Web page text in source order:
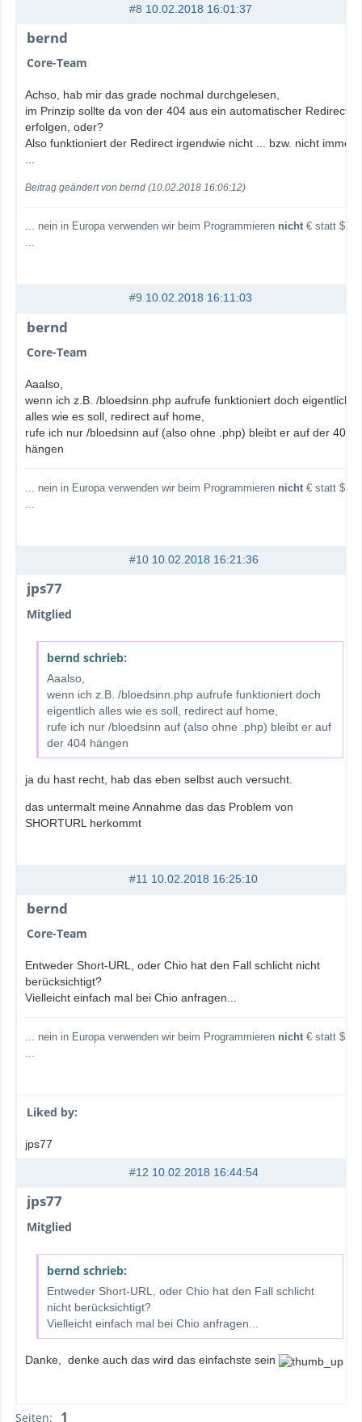
#8 10.02.2018 16:01:37
bernd
Core-Team
Achso, hab mir das grade nochmal durchgelesen,
im Prinzip sollte da von der 404 aus ein automatischer Redirect
erfolgen, oder?
Also funktioniert der Redirect irgendwie nicht ... bzw. nicht immer
...
Beitrag geändert von bernd (10.02.2018 16:06:12)
... nein in Europa verwenden wir beim Programmieren nicht € statt $
...
#9 10.02.2018 16:11:03
bernd
Core-Team
Aaalso,
wenn ich z.B. /bloedsinn.php aufrufe funktioniert doch eigentlich
alles wie es soll, redirect auf home,
rufe ich nur /bloedsinn auf (also ohne .php) bleibt er auf der 404
hängen
... nein in Europa verwenden wir beim Programmieren nicht € statt $
#10 10.02.2018 16:21:36
jps77
Mitglied
bernd schrieb:
Aaalso,
wenn ich z.B. /bloedsinn.php aufrufe funktioniert doch
eigentlich alles wie es soll, redirect auf home,
rufe ich nur /bloedsinn auf (also ohne .php) bleibt er auf
der 404 hängen
ja du hast recht, hab das eben selbst auch versucht.
das untermalt meine Annahme das das Problem von
SHORTURL herkommt
#11 10.02.2018 16:25:10
bernd
Core-Team
Entweder Short-URL, oder Chio hat den Fall schlicht nicht
berücksichtigt?
Vielleicht einfach mal bei Chio anfragen...
... nein in Europa verwenden wir beim Programmieren nicht € statt $
Liked by:
jps77
#12 10.02.2018 16:44:54
jps77
Mitglied
bernd schrieb:
Entweder Short-URL, oder Chio hat den Fall schlicht
nicht berücksichtigt?
Vielleicht einfach mal bei Chio anfragen...
Danke, denke auch das wird das einfachste sein
Seiten: 1